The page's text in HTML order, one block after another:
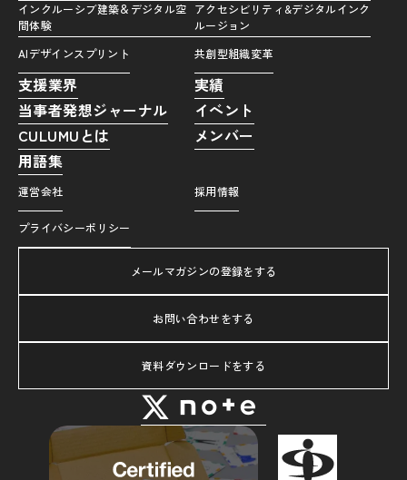
インクルーシブ建築＆デジタル空
間体験
アクセシビリティ&デジタルインク
ルージョン
AIデザインスプリント
共創型組織変革
支援業界
実績
当事者発想ジャーナル
イベント
CULUMUとは
メンバー
用語集
運営会社 採用情報
プライバシーポリシー
メールマガジンの登録をする
お問い合わせをする
資料ダウンロードをする